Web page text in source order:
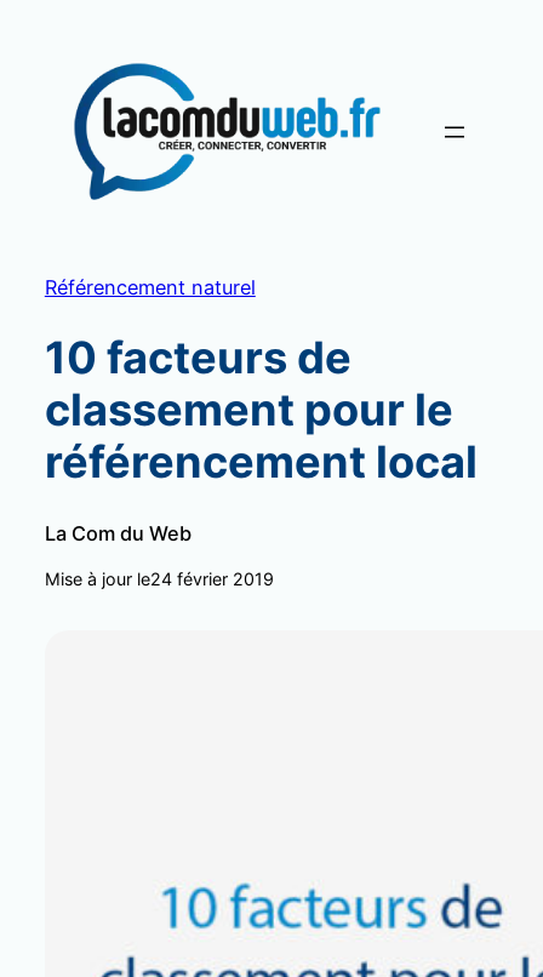
contenu
Référencement naturel
10 facteurs de
classement pour le
référencement local
La Com du Web
Mise à jour le24 février 2019